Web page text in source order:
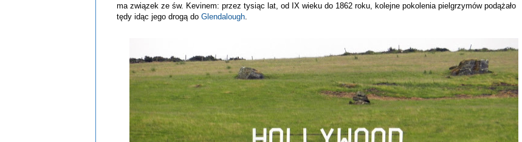
ma związek ze św. Kevinem: przez tysiąc lat, od IX wieku do 1862 roku, kolejne pokolenia pielgrzymów podążało
tędy idąc jego drogą do Glendalough